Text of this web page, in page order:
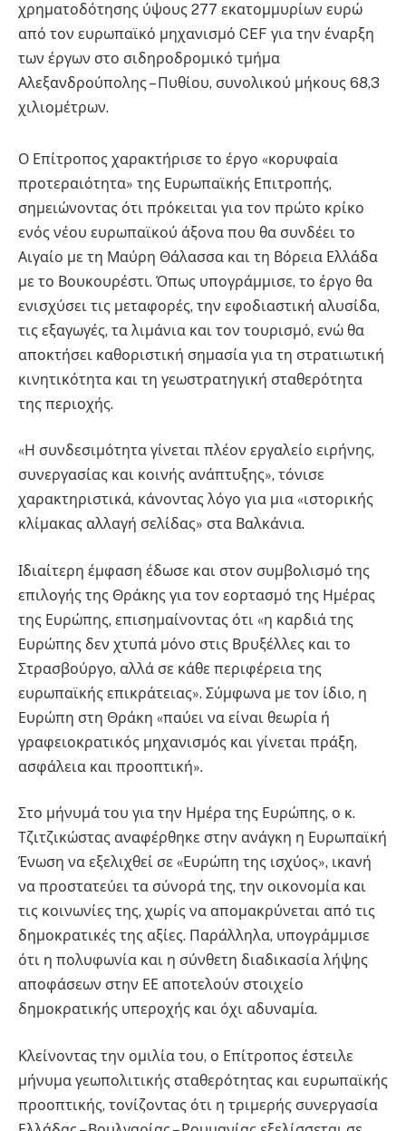
χρηματοδότησης ύψους 277 εκατομμυρίων ευρώ
από τον ευρωπαϊκό μηχανισμό CEF για την έναρξη
των έργων στο σιδηροδρομικό τμήμα
Αλεξανδρούπολης – Πυθίου, συνολικού μήκους 68,3
χιλιομέτρων.
Ο Επίτροπος χαρακτήρισε το έργο «κορυφαία
προτεραιότητα» της Ευρωπαϊκής Επιτροπής,
σημειώνοντας ότι πρόκειται για τον πρώτο κρίκο
ενός νέου ευρωπαϊκού άξονα που θα συνδέει το
Αιγαίο με τη Μαύρη Θάλασσα και τη Βόρεια Ελλάδα
με το Βουκουρέστι. Όπως υπογράμμισε, το έργο θα
ενισχύσει τις μεταφορές, την εφοδιαστική αλυσίδα,
τις εξαγωγές, τα λιμάνια και τον τουρισμό, ενώ θα
αποκτήσει καθοριστική σημασία για τη στρατιωτική
κινητικότητα και τη γεωστρατηγική σταθερότητα
της περιοχής.
«Η συνδεσιμότητα γίνεται πλέον εργαλείο ειρήνης,
συνεργασίας και κοινής ανάπτυξης», τόνισε
χαρακτηριστικά, κάνοντας λόγο για μια «ιστορικής
κλίμακας αλλαγή σελίδας» στα Βαλκάνια.
Ιδιαίτερη έμφαση έδωσε και στον συμβολισμό της
επιλογής της Θράκης για τον εορτασμό της Ημέρας
της Ευρώπης, επισημαίνοντας ότι «η καρδιά της
Ευρώπης δεν χτυπά μόνο στις Βρυξέλλες και το
Στρασβούργο, αλλά σε κάθε περιφέρεια της
ευρωπαϊκής επικράτειας». Σύμφωνα με τον ίδιο, η
Ευρώπη στη Θράκη «παύει να είναι θεωρία ή
γραφειοκρατικός μηχανισμός και γίνεται πράξη,
ασφάλεια και προοπτική».
Στο μήνυμά του για την Ημέρα της Ευρώπης, ο κ.
Τζιτζικώστας αναφέρθηκε στην ανάγκη η Ευρωπαϊκή
Ένωση να εξελιχθεί σε «Ευρώπη της ισχύος», ικανή
να προστατεύει τα σύνορά της, την οικονομία και
τις κοινωνίες της, χωρίς να απομακρύνεται από τις
δημοκρατικές της αξίες. Παράλληλα, υπογράμμισε
ότι η πολυφωνία και η σύνθετη διαδικασία λήψης
αποφάσεων στην ΕΕ αποτελούν στοιχείο
δημοκρατικής υπεροχής και όχι αδυναμία.
Κλείνοντας την ομιλία του, ο Επίτροπος έστειλε
μήνυμα γεωπολιτικής σταθερότητας και ευρωπαϊκής
προοπτικής, τονίζοντας ότι η τριμερής συνεργασία